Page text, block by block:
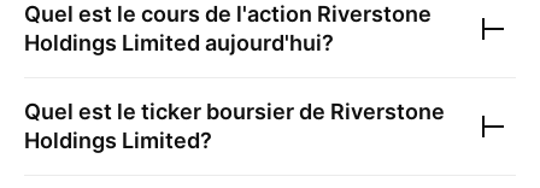
Quel est le cours de l'action Riverstone
Holdings Limited aujourd'hui?
Quel est le ticker boursier de Riverstone
Holdings Limited?